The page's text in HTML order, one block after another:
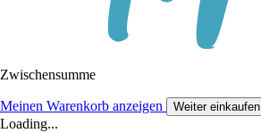
Zwischensumme
Meinen Warenkorb anzeigen Weiter einkaufen
Loading...